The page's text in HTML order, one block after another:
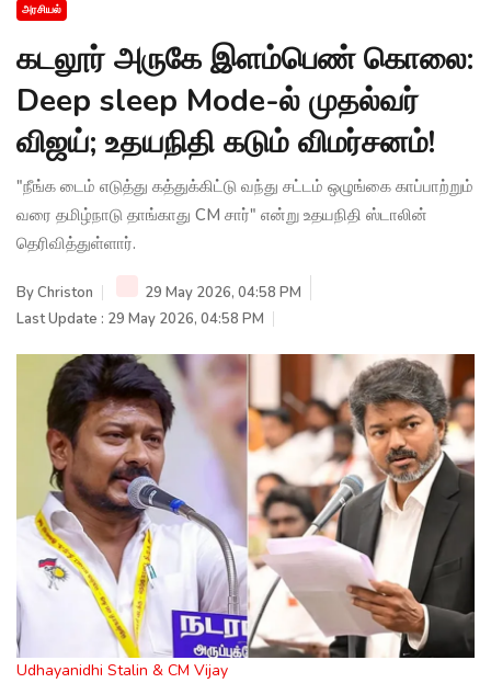
அரசியல்
கடலூர் அருகே இளம்பெண் கொலை:
Deep sleep Mode-ல் முதல்வர்
விஜய்; உதயநிதி கடும் விமர்சனம்!
"நீங்க டைம் எடுத்து கத்துக்கிட்டு வந்து சட்டம் ஒழுங்கை காப்பாற்றும்
வரை தமிழ்நாடு தாங்காது CM சார்" என்று உதயநிதி ஸ்டாலின்
தெரிவித்துள்ளார்.
ByChriston
29 May 2026, 04:58 PM
Last Update : 29 May 2026, 04:58 PM
Udhayanidhi Stalin & CM Vijay